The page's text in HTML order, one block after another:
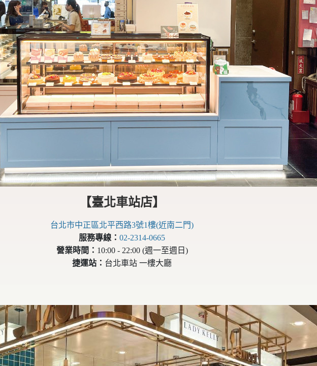
【臺北車站店】
台北市中正區北平西路3號1樓(近南二門)
服務專線： 02-2314-0665
營業時間： 10:00 - 22:00 (週一至週日)
捷運站： 台北車站 一樓大廳